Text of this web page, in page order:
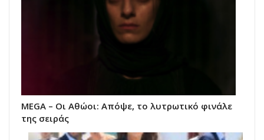
MEGA – Οι Αθώοι: Απόψε, το λυτρωτικό φινάλε
της σειράς